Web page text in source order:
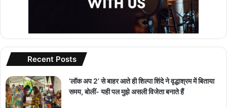
Recent Posts
‘लॉक अप 2’ से बाहर आते ही शिल्पा शिंदे ने वृद्धाश्रम में बिताया
समय, बोलीं- यही पल मुझे असली विजेता बनाते हैं